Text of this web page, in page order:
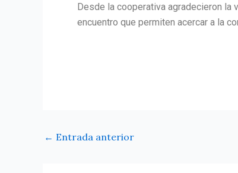
Desde la cooperativa agradecieron la
encuentro que permiten acercar a la
← Entrada anterior